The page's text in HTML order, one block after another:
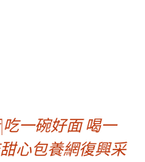
一碗好面 喝一
心包養網復興采